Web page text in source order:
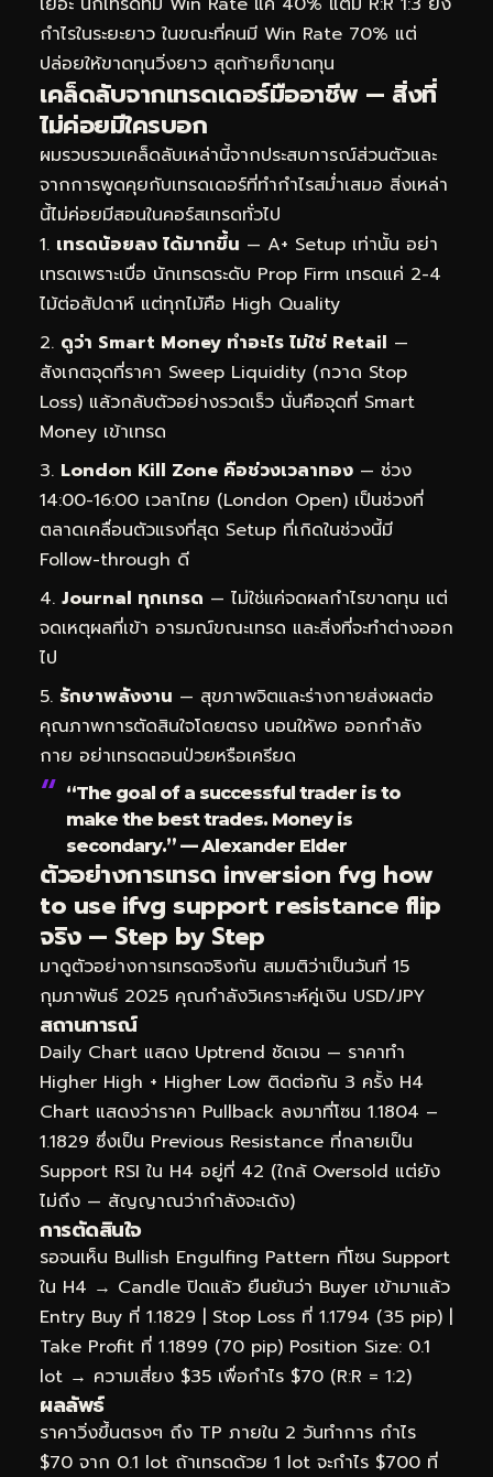
กำไรในระยะยาว ในขณะที่คนมี Win Rate 70% แต่
ปล่อยให้ขาดทุนวิ่งยาว สุดท้ายก็ขาดทุน
เคล็ดลับจากเทรดเดอร์มืออาชีพ — สิ่งที่
ไม่ค่อยมีใครบอก
ผมรวบรวมเคล็ดลับเหล่านี้จากประสบการณ์ส่วนตัวและ
จากการพูดคุยกับเทรดเดอร์ที่ทำกำไรสม่ำเสมอ สิ่งเหล่า
นี้ไม่ค่อยมีสอนในคอร์สเทรดทั่วไป
เทรดน้อยลง ได้มากขึ้น — A+ Setup เท่านั้น อย่า
เทรดเพราะเบื่อ นักเทรดระดับ Prop Firm เทรดแค่ 2-4
ไม้ต่อสัปดาห์ แต่ทุกไม้คือ High Quality
ดูว่า Smart Money ทำอะไร ไม่ใช่ Retail —
สังเกตจุดที่ราคา Sweep Liquidity (กวาด Stop
Loss) แล้วกลับตัวอย่างรวดเร็ว นั่นคือจุดที่ Smart
Money เข้าเทรด
London Kill Zone คือช่วงเวลาทอง — ช่วง
14:00-16:00 เวลาไทย (London Open) เป็นช่วงที่
ตลาดเคลื่อนตัวแรงที่สุด Setup ที่เกิดในช่วงนี้มี
Follow-through ดี
Journal ทุกเทรด — ไม่ใช่แค่จดผลกำไรขาดทุน แต่
จดเหตุผลที่เข้า อารมณ์ขณะเทรด และสิ่งที่จะทำต่างออก
ไป
รักษาพลังงาน — สุขภาพจิตและร่างกายส่งผลต่อ
คุณภาพการตัดสินใจโดยตรง นอนให้พอ ออกกำลัง
กาย อย่าเทรดตอนป่วยหรือเครียด
“The goal of a successful trader is to
make the best trades. Money is
secondary.” — Alexander Elder
ตัวอย่างการเทรด inversion fvg how
to use ifvg support resistance flip
จริง — Step by Step
มาดูตัวอย่างการเทรดจริงกัน สมมติว่าเป็นวันที่ 15
กุมภาพันธ์ 2025 คุณกำลังวิเคราะห์คู่เงิน USD/JPY
สถานการณ์
Daily Chart แสดง Uptrend ชัดเจน — ราคาทำ
Higher High + Higher Low ติดต่อกัน 3 ครั้ง H4
Chart แสดงว่าราคา Pullback ลงมาที่โซน 1.1804 –
1.1829 ซึ่งเป็น Previous Resistance ที่กลายเป็น
Support RSI ใน H4 อยู่ที่ 42 (ใกล้ Oversold แต่ยัง
ไม่ถึง — สัญญาณว่ากำลังจะเด้ง)
การตัดสินใจ
รอจนเห็น Bullish Engulfing Pattern ที่โซน Support
ใน H4 → Candle ปิดแล้ว ยืนยันว่า Buyer เข้ามาแล้ว
Entry Buy ที่ 1.1829 | Stop Loss ที่ 1.1794 (35 pip) |
Take Profit ที่ 1.1899 (70 pip) Position Size: 0.1
lot → ความเสี่ยง $35 เพื่อกำไร $70 (R:R = 1:2)
ผลลัพธ์
ราคาวิ่งขึ้นตรงๆ ถึง TP ภายใน 2 วันทำการ กำไร
$70 จาก 0.1 lot ถ้าเทรดด้วย 1 lot จะกำไร $700 ที่